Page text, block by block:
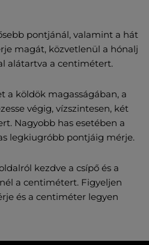
pontjánál, valamint a hát
magát, közvetlenül a hónalj
alátartva a centimétert.
a köldök magasságában, a
végig, vízszintesen, két
Nagyobb has esetében a
legkiugróbb pontjáig mérje.
kezdve a csípő és a
a centimétert. Figyeljen
és a centiméter legyen